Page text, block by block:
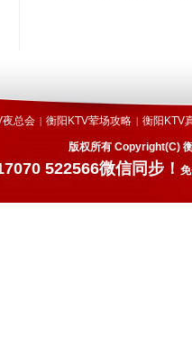
夜总会 | 衡阳KTV荤场攻略 | 衡阳KTV
版权所有 Copyright(C)
522566微信同步！